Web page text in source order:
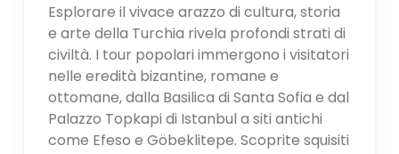
Esplorare il vivace arazzo di cultura, storia
e arte della Turchia rivela profondi strati di
civiltà. I tour popolari immergono i visitatori
nelle eredità bizantine, romane e
ottomane, dalla Basilica di Santa Sofia e dal
Palazzo Topkapi di Istanbul a siti antichi
come Efeso e Göbeklitepe. Scoprite squisiti